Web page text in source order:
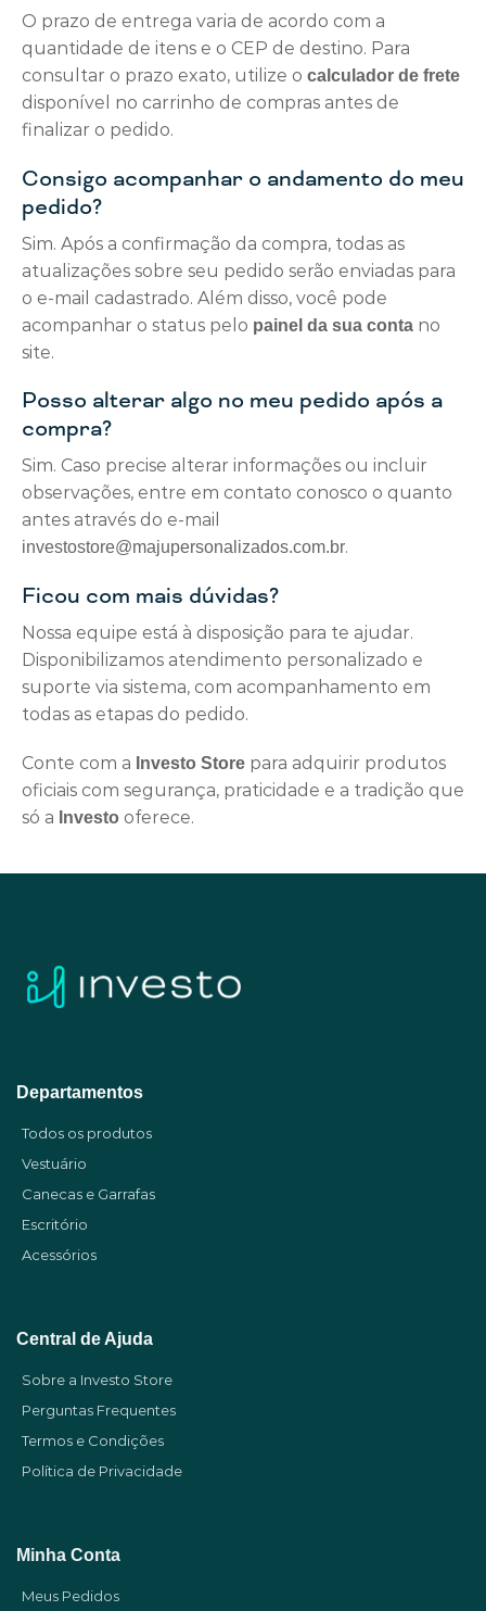
O prazo de entrega varia de acordo com a
quantidade de itens e o CEP de destino. Para
consultar o prazo exato, utilize o calculador de frete
disponível no carrinho de compras antes de
finalizar o pedido.
Consigo acompanhar o andamento do meu
pedido?
Sim. Após a confirmação da compra, todas as
atualizações sobre seu pedido serão enviadas para
o e-mail cadastrado. Além disso, você pode
acompanhar o status pelo painel da sua conta no
site.
Posso alterar algo no meu pedido após a
compra?
Sim. Caso precise alterar informações ou incluir
observações, entre em contato conosco o quanto
antes através do e-mail
investostore@majupersonalizados.com.br.
Ficou com mais dúvidas?
Nossa equipe está à disposição para te ajudar.
Disponibilizamos atendimento personalizado e
suporte via sistema, com acompanhamento em
todas as etapas do pedido.
Conte com a Investo Store para adquirir produtos
oficiais com segurança, praticidade e a tradição que
só a Investo oferece.
Departamentos
Todos os produtos
Vestuário
Canecas e Garrafas
Escritório
Acessórios
Central de Ajuda
Sobre a Investo Store
Perguntas Frequentes
Termos e Condições
Política de Privacidade
Minha Conta
Meus Pedidos